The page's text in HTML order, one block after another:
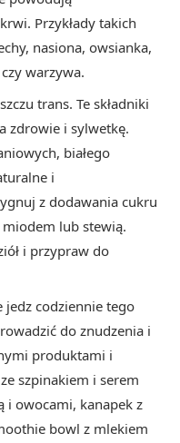
Przykłady takich
nasiona, owsianka,
warzywa.
trans. Te składniki
zdrowie i sylwetkę.
białego
i
z dodawania cukru
lub stewią.
i przypraw do
jedz codziennie tego
do znudzenia i
produktami i
szpinakiem i serem
i owocami, kanapek z
bowl z mlekiem